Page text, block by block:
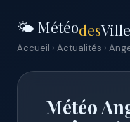
🌤️ Météodes
Accueil › Actualités ›
Météo